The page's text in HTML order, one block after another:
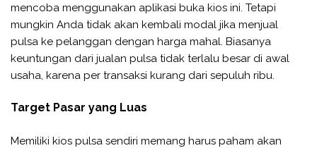
mencoba menggunakan aplikasi buka kios ini. Tetapi
mungkin Anda tidak akan kembali modal jika menjual
pulsa ke pelanggan dengan harga mahal. Biasanya
keuntungan dari jualan pulsa tidak terlalu besar di awal
usaha, karena per transaksi kurang dari sepuluh ribu.
Target Pasar yang Luas
Memiliki kios pulsa sendiri memang harus paham akan